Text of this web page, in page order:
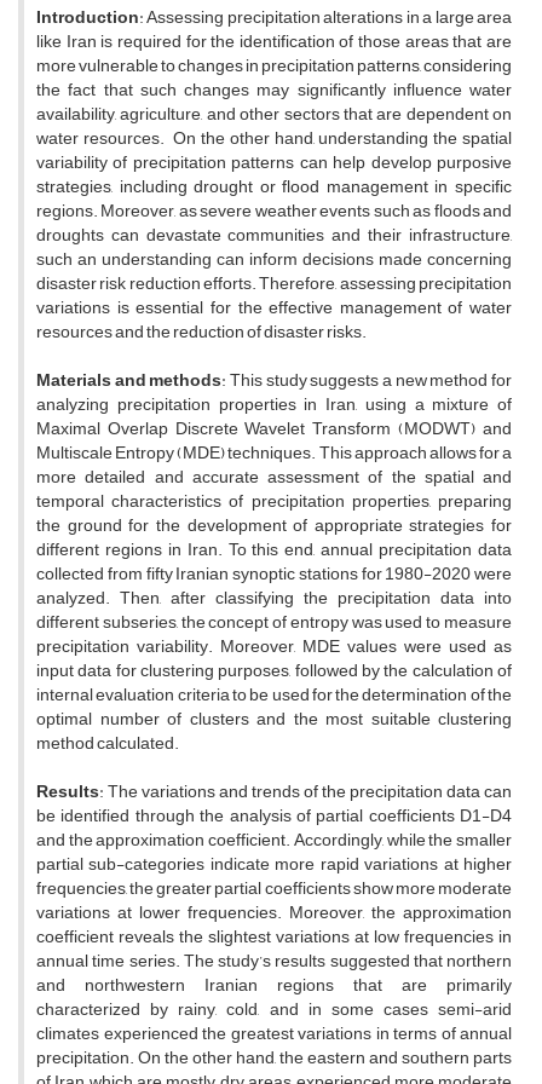
Introduction: Assessing precipitation alterations in a large area
like Iran is required for the identification of those areas that are
more vulnerable to changes in precipitation patterns, considering
the fact that such changes may significantly influence water
availability, agriculture, and other sectors that are dependent on
water resources. On the other hand, understanding the spatial
variability of precipitation patterns can help develop purposive
strategies, including drought or flood management in specific
regions. Moreover, as severe weather events such as floods and
droughts can devastate communities and their infrastructure,
such an understanding can inform decisions made concerning
disaster risk reduction efforts. Therefore, assessing precipitation
variations is essential for the effective management of water
resources and the reduction of disaster risks.
Materialsandmethods: This study suggests a new method for
analyzing precipitation properties in Iran, using a mixture of
Maximal Overlap Discrete Wavelet Transform (MODWT) and
Multiscale Entropy (MDE) techniques. This approach allows for a
more detailed and accurate assessment of the spatial and
temporal characteristics of precipitation properties, preparing
the ground for the development of appropriate strategies for
different regions in Iran. To this end, annual precipitation data
collected from fifty Iranian synoptic stations for 1980-2020 were
analyzed. Then, after classifying the precipitation data into
different subseries, the concept of entropy was used to measure
precipitation variability. Moreover, MDE values were used as
input data for clustering purposes, followed by the calculation of
internal evaluation criteria to be used for the determination of the
optimal number of clusters and the most suitable clustering
method calculated.
Results: The variations and trends of the precipitation data can
be identified through the analysis of partial coefficients D1-D4
and the approximation coefficient. Accordingly, while the smaller
partial sub-categories indicate more rapid variations at higher
frequencies, the greater partial coefficients show more moderate
variations at lower frequencies. Moreover, the approximation
coefficient reveals the slightest variations at low frequencies in
annual time series. The study’s results suggested that northern
and northwestern Iranian regions that are primarily
characterized by rainy, cold, and in some cases semi-arid
climates experienced the greatest variations in terms of annual
precipitation. On the other hand, the eastern and southern parts